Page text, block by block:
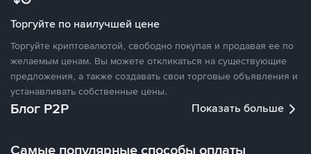
Торгуйте по наилучшей цене
Торгуйте криптовалютой, свободно покупая и продавая ее по
желаемым ценам. Вы можете откликаться на существующие
предложения, а также создавать свои торговые объявления и
устанавливать собственные цены.
Блог P2P Показать больше
Самые популярные способы оплаты